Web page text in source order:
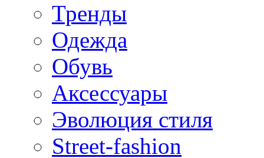
Тренды
Одежда
Обувь
Аксессуары
Эволюция стиля
Street-fashion